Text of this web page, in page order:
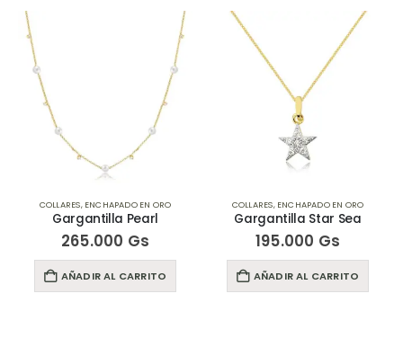
COLLARES, ENCHAPADO EN ORO
Gargantilla Pearl
265.000 Gs
AÑADIR AL CARRITO
COLLARES, ENCHAPADO EN ORO
Gargantilla Star Sea
195.000 Gs
AÑADIR AL CARRITO